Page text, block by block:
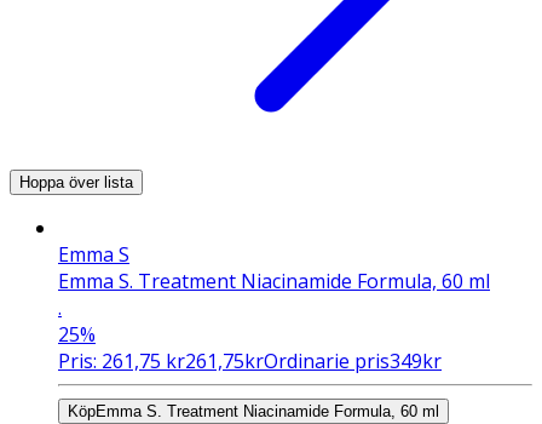
Hoppa över lista
Emma S
Emma S. Treatment Niacinamide Formula, 60 ml
.
25%
Pris: 261,75 kr261,75krOrdinarie pris349kr
KöpEmma S. Treatment Niacinamide Formula, 60 ml